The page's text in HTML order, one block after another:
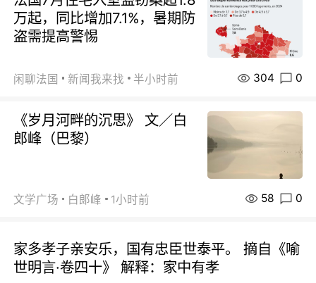
万起，同比增加7.1%，暑期防
盗需提高警惕
闲聊法国 新闻我来找 半小时前 304 0
《岁月河畔的沉思》 文／白
郎峰（巴黎）
文学广场 白郞峰 1小时前 58 0
家多孝子亲安乐，国有忠臣世泰平。 摘自《喻
世明言·卷四十》 解释：家中有孝